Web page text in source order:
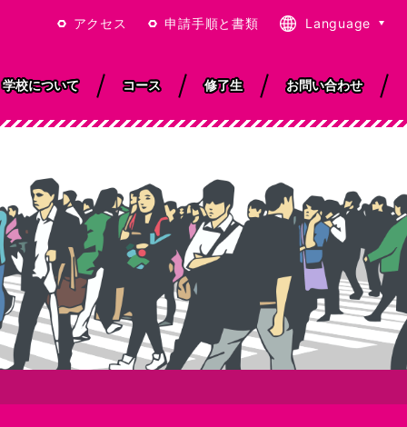
アクセス 申請手順と書類
Language
English
ISOと教育品質
学校について
東京と学校周辺 宿泊について
コース
就職サポート アニメ体験
修了生 お問い合わせ